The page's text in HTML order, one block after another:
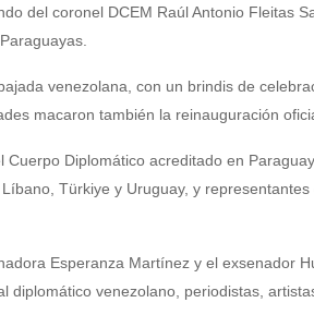
del coronel DCEM Raúl Antonio Fleitas
venezolana, con un brindis de
macaron también la reinauguración
Diplomático acreditado en
Türkiye y Uruguay, y
Esperanza Martínez y el exsenador
diplomático venezolano, periodistas,